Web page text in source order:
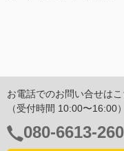
お電話でのお問い合せはこ
（受付時間 10:00〜16:00）
電
080-6613-